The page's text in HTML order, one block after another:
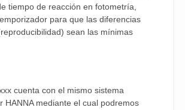
tiempo de reacción en fotometría,
para que las diferencias
sean las mínimas
cuenta con el mismo sistema
HANNA mediante el cual podremos